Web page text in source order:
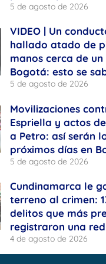
5 de agosto de 2026
VIDEO | Un
hallado atado de
manos cerca de un
Bogotá: esto se
5 de agosto de 2026
Movilizaciones
Espriella y actos
a Petro: así serán
próximos días en
5 de agosto de 2026
Cundinamarca le
terreno al crimen:
delitos que más
registraron una
4 de agosto de 2026